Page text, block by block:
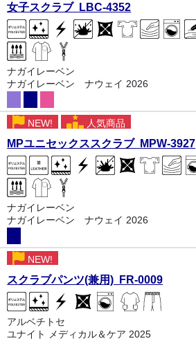
女子スクラブ LBC-4352
ナガイレーベン
ナガイレーベン ナウェイ 2026
NEW! 人気商品
MPユニセックススクラブ MPW-3927
ナガイレーベン
ナガイレーベン ナウェイ 2026
NEW!
スクラブパンツ(兼用) FR-0009
アルベチトセ
ユナイト メディカル＆ケア 2025